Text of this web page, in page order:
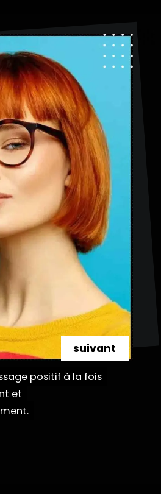
positif à la fois
et
positif à la fois
et
suivant